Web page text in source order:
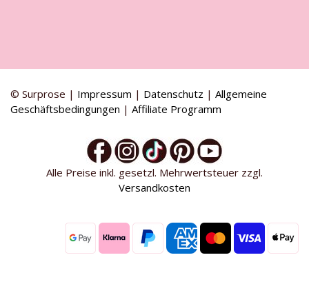
© Surprose | Impressum | Datenschutz | Allgemeine
Geschäftsbedingungen | Affiliate Programm
Alle Preise inkl. gesetzl. Mehrwertsteuer zzgl.
Versandkosten